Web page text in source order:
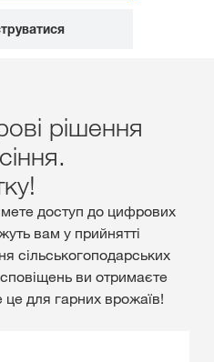
рішення
доступ до цифрових
вам у прийнятті
сільськогоподарських
ви отримаєте
це для гарних врожаїв!